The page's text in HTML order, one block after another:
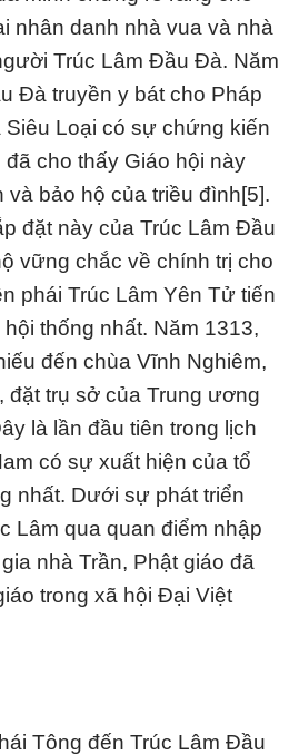
nhân danh nhà vua và nhà
Trúc Lâm Đầu Đà. Năm
Đà truyền y bát cho Pháp
Siêu Loại có sự chứng kiến
cho thấy Giáo hội này
bảo hộ của triều đình[5].
đặt này của Trúc Lâm Đầu
vững chắc về chính trị cho
phái Trúc Lâm Yên Tử tiến
thống nhất. Năm 1313,
đến chùa Vĩnh Nghiêm,
đặt trụ sở của Trung ương
là lần đầu tiên trong lịch
có sự xuất hiện của tổ
nhất. Dưới sự phát triển
Lâm qua quan điểm nhập
nhà Trần, Phật giáo đã
trong xã hội Đại Việt
Tông đến Trúc Lâm Đầu